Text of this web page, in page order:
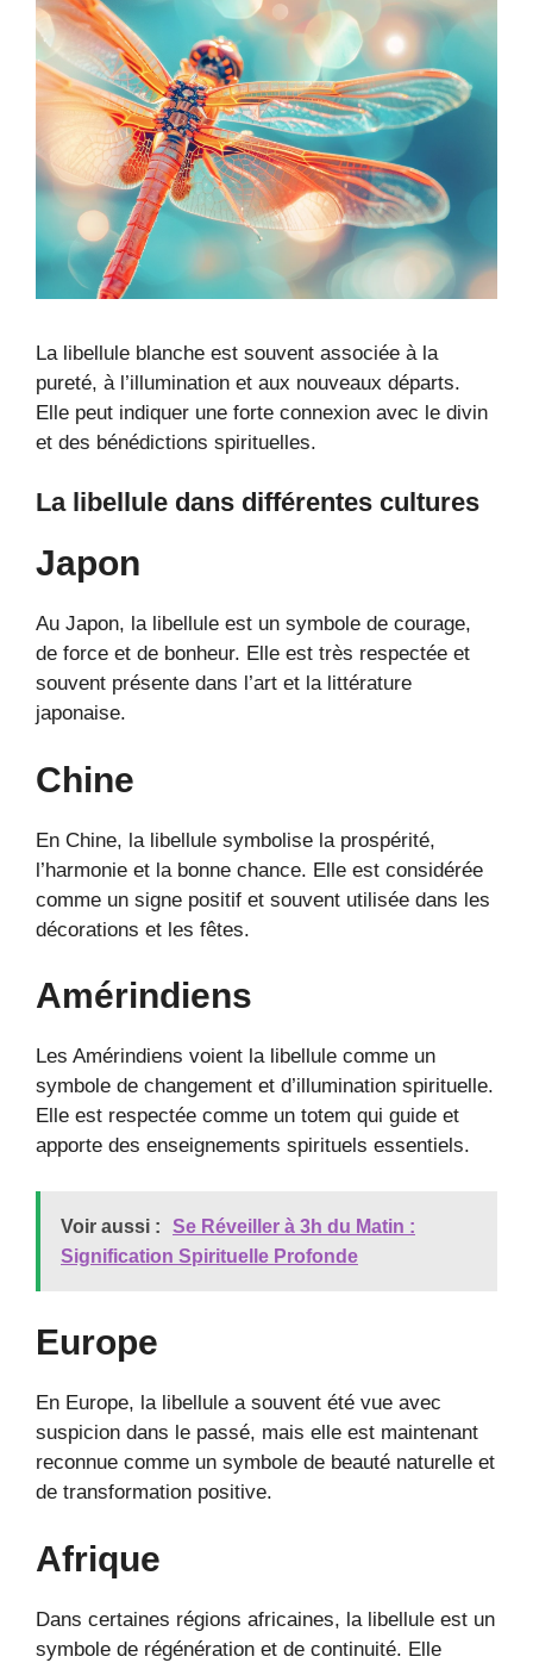
La libellule blanche est souvent associée à la
pureté, à l’illumination et aux nouveaux départs.
Elle peut indiquer une forte connexion avec le divin
et des bénédictions spirituelles.
La libellule dans différentes cultures
Japon
Au Japon, la libellule est un symbole de courage,
de force et de bonheur. Elle est très respectée et
souvent présente dans l’art et la littérature
japonaise.
Chine
En Chine, la libellule symbolise la prospérité,
l’harmonie et la bonne chance. Elle est considérée
comme un signe positif et souvent utilisée dans les
décorations et les fêtes.
Amérindiens
Les Amérindiens voient la libellule comme un
symbole de changement et d’illumination spirituelle.
Elle est respectée comme un totem qui guide et
apporte des enseignements spirituels essentiels.
Voir aussi :
Se Réveiller à 3h du Matin :
Signification Spirituelle Profonde
Europe
En Europe, la libellule a souvent été vue avec
suspicion dans le passé, mais elle est maintenant
reconnue comme un symbole de beauté naturelle et
de transformation positive.
Afrique
Dans certaines régions africaines, la libellule est un
symbole de régénération et de continuité. Elle